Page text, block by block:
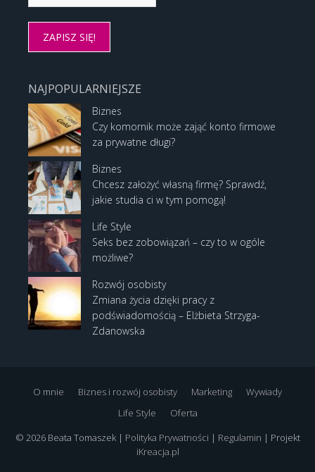
NAJPOPULARNIEJSZE
Biznes
Czy komornik może zająć konto firmowe
za prywatne długi?
Biznes
Chcesz założyć własną firmę? Sprawdź,
jakie studia ci w tym pomogą!
Life Style
Seks bez zobowiązań – czy to w ogóle
możliwe?
Rozwój osobisty
Zmiana życia dzięki pracy z
podświadomością – Elżbieta Strzyga-
Zdanowska
O mnie Biznes i rozwój osobisty Marketing
Wywiady
Life Style
Oferta
© 2026 Beata Tomaszek | Polityka Prywatności | Regulamin | Projekt
iKreacja.pl